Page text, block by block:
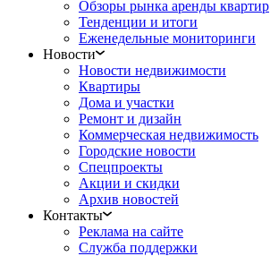
Обзоры рынка аренды квартир
Тенденции и итоги
Еженедельные мониторинги
Новости
Новости недвижимости
Квартиры
Дома и участки
Ремонт и дизайн
Коммерческая недвижимость
Городские новости
Спецпроекты
Акции и скидки
Архив новостей
Контакты
Реклама на сайте
Служба поддержки